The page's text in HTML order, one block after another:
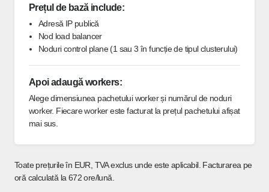
Prețul de bază include:
Adresă IP publică
Nod load balancer
Noduri control plane (1 sau 3 în funcție de tipul clusterului)
Apoi adaugă workers:
Alege dimensiunea pachetului worker și numărul de noduri
worker. Fiecare worker este facturat la prețul pachetului afișat
mai sus.
Toate prețurile în EUR, TVA exclus unde este aplicabil. Facturarea pe
oră calculată la 672 ore/lună.